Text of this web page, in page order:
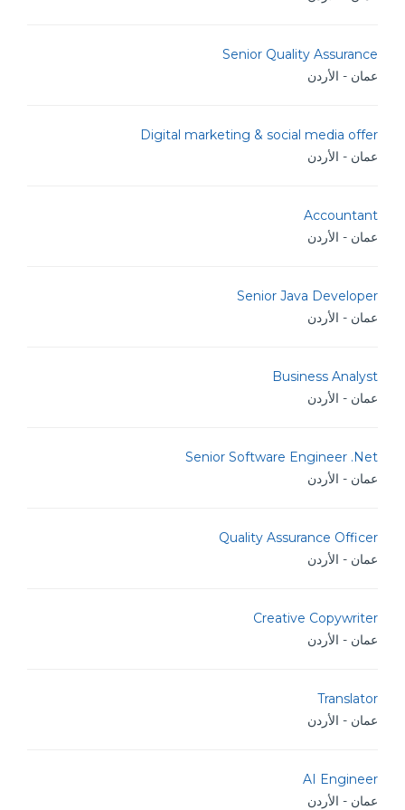
Senior Quality Assurance
عمان - الأردن
Digital marketing & social media offer
عمان - الأردن
Accountant
عمان - الأردن
Senior Java Developer
عمان - الأردن
Business Analyst
عمان - الأردن
Senior Software Engineer .Net
عمان - الأردن
Quality Assurance Officer
عمان - الأردن
Creative Copywriter
عمان - الأردن
Translator
عمان - الأردن
AI Engineer
عمان - الأردن